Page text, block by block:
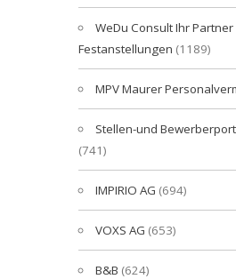
WeDu Consult Ihr
Festanstellungen (1189)
MPV Maurer
Stellen-und
(741)
IMPIRIO AG (694)
VOXS AG (653)
B&B (624)